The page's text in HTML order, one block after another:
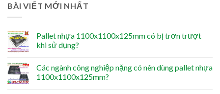
BÀI VIẾT MỚI NHẤT
Pallet nhựa 1100x1100x125mm có bị trơn trượt
khi sử dụng?
Các ngành công nghiệp nặng có nên dùng pallet nhựa
1100x1100x125mm?